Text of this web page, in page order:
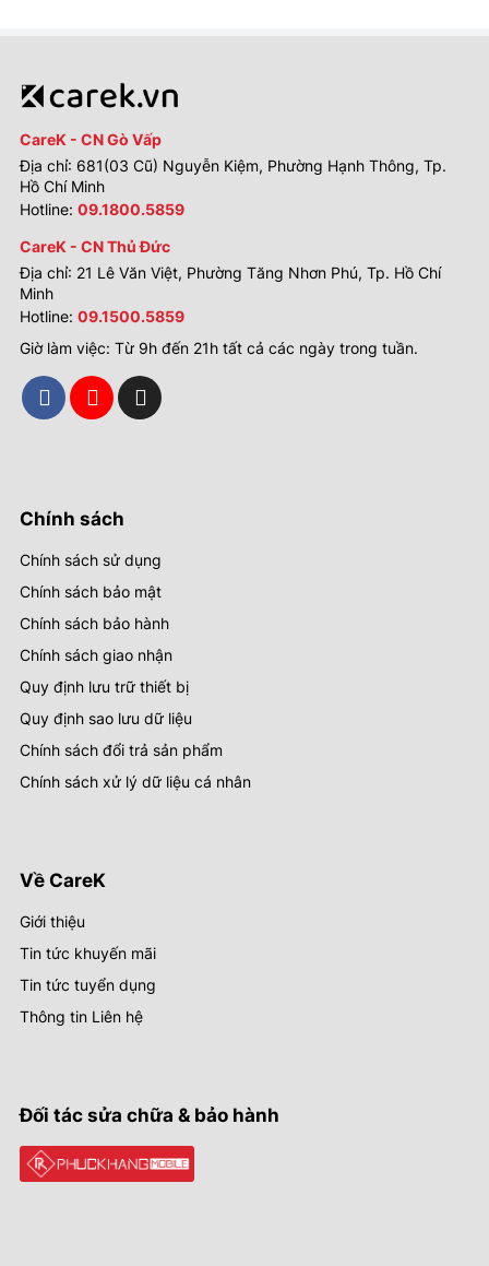
CareK - CN Gò Vấp
Địa chỉ: 681(03 Cũ) Nguyễn Kiệm, Phường Hạnh Thông, Tp.
Hồ Chí Minh
Hotline: 09.1800.5859
CareK - CN Thủ Đức
Địa chỉ: 21 Lê Văn Việt, Phường Tăng Nhơn Phú, Tp. Hồ Chí
Minh
Hotline: 09.1500.5859
Giờ làm việc: Từ 9h đến 21h tất cả các ngày trong tuần.
Chính sách
Chính sách sử dụng
Chính sách bảo mật
Chính sách bảo hành
Chính sách giao nhận
Quy định lưu trữ thiết bị
Quy định sao lưu dữ liệu
Chính sách đổi trả sản phẩm
Chính sách xử lý dữ liệu cá nhân
Về CareK
Giới thiệu
Tin tức khuyến mãi
Tin tức tuyển dụng
Thông tin Liên hệ
Đối tác sửa chữa & bảo hành